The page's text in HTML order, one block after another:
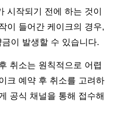
시작되기 전에 하는 것이
이 들어간 케이크의 경우,
이 발생할 수 있습니다.
취소는 원칙적으로 어렵
크 예약 후 취소를 고려하
공식 채널을 통해 접수해